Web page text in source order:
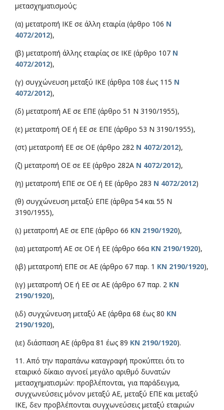
μετασχηματισμούς:
(α) μετατροπή ΙΚΕ σε άλλη εταιρία (άρθρο 106 Ν
4072/2012),
(β) μετατροπή άλλης εταιρίας σε ΙΚΕ (άρθρο 107 Ν
4072/2012),
(γ) συγχώνευση μεταξύ ΙΚΕ (άρθρα 108 έως 115 Ν
4072/2012),
(δ) μετατροπή ΑΕ σε ΕΠΕ (άρθρο 51 Ν 3190/1955),
(ε) μετατροπή ΟΕ ή ΕΕ σε ΕΠΕ (άρθρο 53 Ν 3190/1955),
(στ) μετατροπή ΕΕ σε ΟΕ (άρθρο 282 Ν 4072/2012),
(ζ) μετατροπή ΟΕ σε ΕΕ (άρθρο 282Α Ν 4072/2012),
(η) μετατροπή ΕΠΕ σε ΟΕ ή ΕΕ (άρθρο 283 Ν 4072/2012)
(θ) συγχώνευση μεταξύ ΕΠΕ (άρθρα 54 και 55 Ν
3190/1955),
(ι) μετατροπή ΑΕ σε ΕΠΕ (άρθρο 66 ΚΝ 2190/1920),
(ια) μετατροπή ΑΕ σε ΟΕ ή ΕΕ (άρθρο 66α ΚΝ 2190/1920),
(ιβ) μετατροπή ΕΠΕ σε ΑΕ (άρθρο 67 παρ. 1 ΚΝ 2190/1920),
(ιγ) μετατροπή ΟΕ ή ΕΕ σε ΑΕ (άρθρο 67 παρ. 2 ΚΝ
2190/1920),
(ιδ) συγχώνευση μεταξύ ΑΕ (άρθρα 68 έως 80 ΚΝ
2190/1920),
(ιε) διάσπαση ΑΕ (άρθρα 81 έως 89 ΚΝ 2190/1920).
11. Από την παραπάνω καταγραφή προκύπτει ότι το
εταιρικό δίκαιο αγνοεί μεγάλο αριθμό δυνατών
μετασχηματισμών: προβλέπονται, για παράδειγμα,
συγχωνεύσεις μόνον μεταξύ ΑΕ, μεταξύ ΕΠΕ και μεταξύ
ΙΚΕ, δεν προβλέπονται συγχωνεύσεις μεταξύ εταιριών